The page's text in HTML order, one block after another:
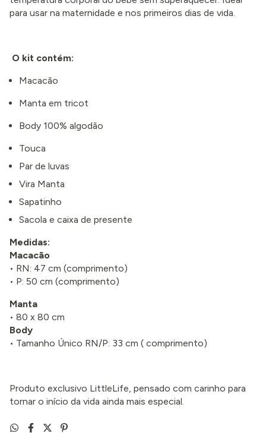
para usar na maternidade e nos primeiros dias de vida.
O kit contém:
Macacão
Manta em tricot
Body 100% algodão
Touca
Par de luvas
Vira Manta
Sapatinho
Sacola e caixa de presente
Medidas:
Macacão
• RN: 47 cm (comprimento)
• P: 50 cm (comprimento)
Manta
• 80 x 80 cm
Body
• Tamanho Único RN/P: 33 cm ( comprimento)
Produto exclusivo LittleLife, pensado com carinho para
tornar o início da vida ainda mais especial.